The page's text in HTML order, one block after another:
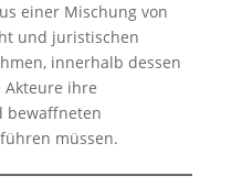
einer Mischung von
und juristischen
innerhalb dessen
ihre
bewaffneten
müssen.